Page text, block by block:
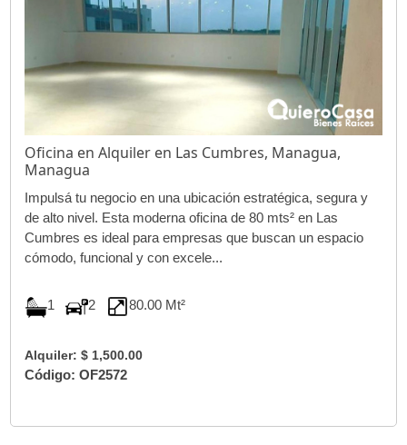
Oficina en Alquiler en Las Cumbres, Managua,
Managua
Impulsá tu negocio en una ubicación estratégica, segura y
de alto nivel. Esta moderna oficina de 80 mts² en Las
Cumbres es ideal para empresas que buscan un espacio
cómodo, funcional y con excele...
1 2 80.00 Mt²
Alquiler: $ 1,500.00
Código: OF2572